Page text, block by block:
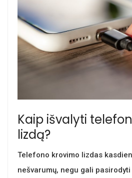
Kaip išvalyti
lizdą?
Telefono krovimo lizdas
nešvarumų, negu gali